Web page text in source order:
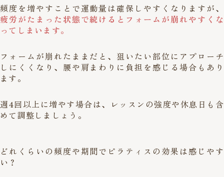
頻度を増やすことで運動量は確保しやすくなりますが、
疲労がたまった状態で続けるとフォームが崩れやすくな
ってしまいます。
フォームが崩れたままだと、狙いたい部位にアプローチ
しにくくなり、腰や肩まわりに負担を感じる場合もあり
ます。
週4回以上に増やす場合は、レッスンの強度や休息日も含
めて調整しましょう。
どれくらいの頻度や期間でピラティスの効果は感じやす
い？